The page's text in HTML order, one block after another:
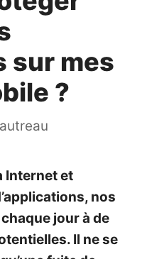
sur mes
?
Internet et
nos
jour à de
Il ne se